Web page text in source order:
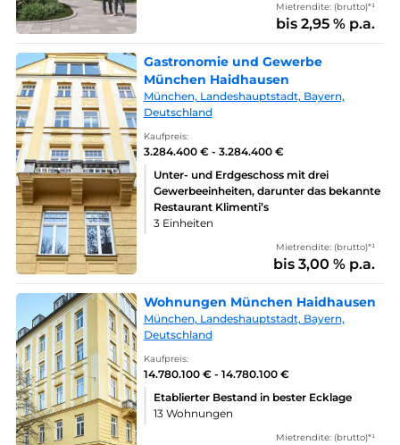
Mietrendite: (brutto)*¹
bis 2,95 % p.a.
Gastronomie und Gewerbe
München Haidhausen
München, Landeshauptstadt, Bayern,
Deutschland
Kaufpreis:
3.284.400 € - 3.284.400 €
Unter- und Erdgeschoss mit drei
Gewerbeeinheiten, darunter das bekannte
Restaurant Klimenti’s
3 Einheiten
Mietrendite: (brutto)*¹
bis 3,00 % p.a.
Wohnungen München Haidhausen
München, Landeshauptstadt, Bayern,
Deutschland
Kaufpreis:
14.780.100 € - 14.780.100 €
Etablierter Bestand in bester Ecklage
13 Wohnungen
Mietrendite: (brutto)*¹